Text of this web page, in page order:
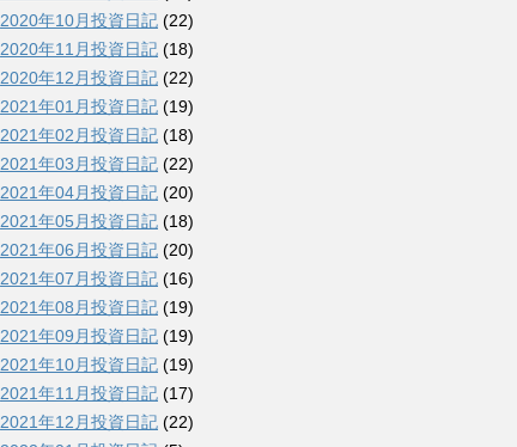
2020年10月投資日記 (22)
2020年11月投資日記 (18)
2020年12月投資日記 (22)
2021年01月投資日記 (19)
2021年02月投資日記 (18)
2021年03月投資日記 (22)
2021年04月投資日記 (20)
2021年05月投資日記 (18)
2021年06月投資日記 (20)
2021年07月投資日記 (16)
2021年08月投資日記 (19)
2021年09月投資日記 (19)
2021年10月投資日記 (19)
2021年11月投資日記 (17)
2021年12月投資日記 (22)